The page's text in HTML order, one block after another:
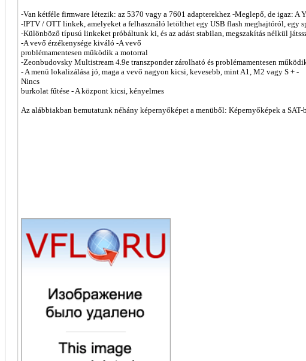
-Van kétféle firmware létezik: az 5370 vagy a 7601 adapterekhez -Meglepő, de igaz:
-IPTV / OTT linkek, amelyeket a felhasználó letölthet egy USB flash meghajtóról, egy
-Különböző típusú linkeket próbáltunk ki, és az adást stabilan, megszakítás nélkül
-A vevő érzékenysége kiváló -A vevő
problémamentesen működik a motorral
-Zeonbudovsky Multistream 4.9e transzponder zárolható és problémamentesen
- A menü lokalizálása jó, maga a vevő nagyon kicsi, kevesebb, mint A1, M2 vagy S + -
Nincs
burkolat fűtése - A központ kicsi, kényelmes
Az alábbiakban bemutatunk néhány képernyőképet a menüből: Képernyőképek a